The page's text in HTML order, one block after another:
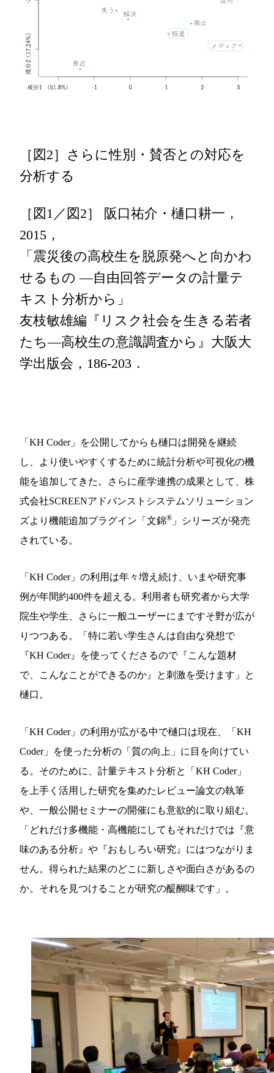
［図2］さらに性別・賛否との対応を
分析する
［図1／図2］ 阪口祐介・樋口耕一，
2015，
「震災後の高校生を脱原発へと向かわ
せるもの ―自由回答データの計量テ
キスト分析から」
友枝敏雄編『リスク社会を生きる若者
たち―高校生の意識調査から』大阪大
学出版会，186-203．
「KH Coder」を公開してからも樋口は開発を継続
し、より使いやすくするために統計分析や可視化の機
能を追加してきた。さらに産学連携の成果として、株
式会社SCREENアドバンストシステムソリューション
ズより機能追加プラグイン「文錦® 」シリーズが発売
されている。
「KH Coder」の利用は年々増え続け、いまや研究事
例が年間約400件を超える。利用者も研究者から大学
院生や学生、さらに一般ユーザーにまですそ野が広が
りつつある。「特に若い学生さんは自由な発想で
『KH Coder』を使ってくださるので『こんな題材
で、こんなことができるのか』と刺激を受けます」と
樋口。
「KH Coder」の利用が広がる中で樋口は現在、「KH
Coder」を使った分析の「質の向上」に目を向けてい
る。そのために、計量テキスト分析と「KH Coder」
を上手く活用した研究を集めたレビュー論文の執筆
や、一般公開セミナーの開催にも意欲的に取り組む。
「どれだけ多機能・高機能にしてもそれだけでは『意
味のある分析』や『おもしろい研究』にはつながりま
せん。得られた結果のどこに新しさや面白さがあるの
か。それを見つけることが研究の醍醐味です」。